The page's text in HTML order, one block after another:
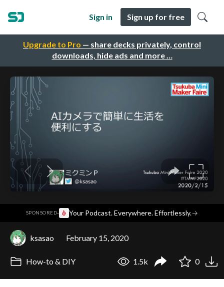
Upgrade to Pro — share decks privately, control
downloads, hide ads and more …
Sign in Sign up for free
SPONSORED· Your Podcast. Everywhere. Effortlessly.→
ksasao February 15, 2020
How-to & DIY 1.5k 0